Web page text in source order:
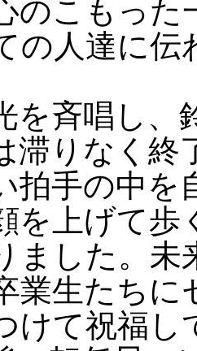
のこもっ
の人達に伝
斉唱し、
滞りなく終
手の中を
を上げて歩
ました。未
業生たちに
けて祝福し